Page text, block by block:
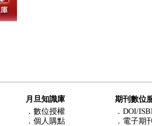
月旦知識庫
． 數位授權
． 個人購點
期刊數位
．DOI/
．電子期刊